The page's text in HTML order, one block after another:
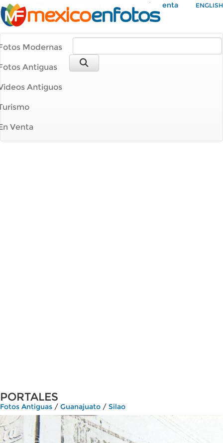
Mi Cuenta ENGLISH
Modernas
Antiguas
Antiguos
Venta
PORTALES
Fotos Antiguas / Guanajuato / Silao